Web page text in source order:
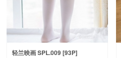
轻兰映画 SPL.009 [93P]